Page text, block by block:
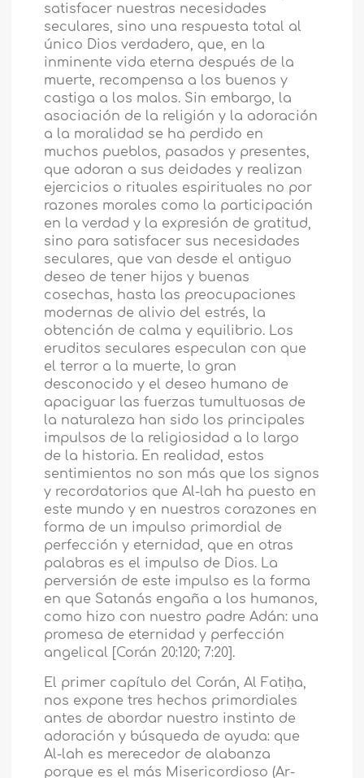
satisfacer nuestras necesidades
seculares, sino una respuesta total al
único Dios verdadero, que, en la
inminente vida eterna después de la
muerte, recompensa a los buenos y
castiga a los malos. Sin embargo, la
asociación de la religión y la adoración
a la moralidad se ha perdido en
muchos pueblos, pasados y presentes,
que adoran a sus deidades y realizan
ejercicios o rituales espirituales no por
razones morales como la participación
en la verdad y la expresión de gratitud,
sino para satisfacer sus necesidades
seculares, que van desde el antiguo
deseo de tener hijos y buenas
cosechas, hasta las preocupaciones
modernas de alivio del estrés, la
obtención de calma y equilibrio. Los
eruditos seculares especulan con que
el terror a la muerte, lo gran
desconocido y el deseo humano de
apaciguar las fuerzas tumultuosas de
la naturaleza han sido los principales
impulsos de la religiosidad a lo largo
de la historia. En realidad, estos
sentimientos no son más que los signos
y recordatorios que Al-lah ha puesto en
este mundo y en nuestros corazones en
forma de un impulso primordial de
perfección y eternidad, que en otras
palabras es el impulso de Dios. La
perversión de este impulso es la forma
en que Satanás engaña a los humanos,
como hizo con nuestro padre Adán: una
promesa de eternidad y perfección
angelical [Corán 20:120; 7:20].
El primer capítulo del Corán, Al Fatiḥa,
nos expone tres hechos primordiales
antes de abordar nuestro instinto de
adoración y búsqueda de ayuda: que
Al-lah es merecedor de alabanza
porque es el más Misericordioso (Ar-